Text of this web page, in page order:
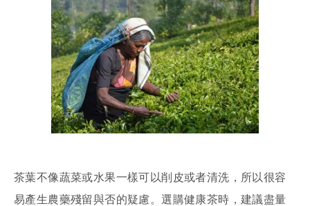
茶葉不像蔬菜或水果一樣可以削皮或者清洗，所以很容
易產生農藥殘留與否的疑慮。選購健康茶時，建議盡量